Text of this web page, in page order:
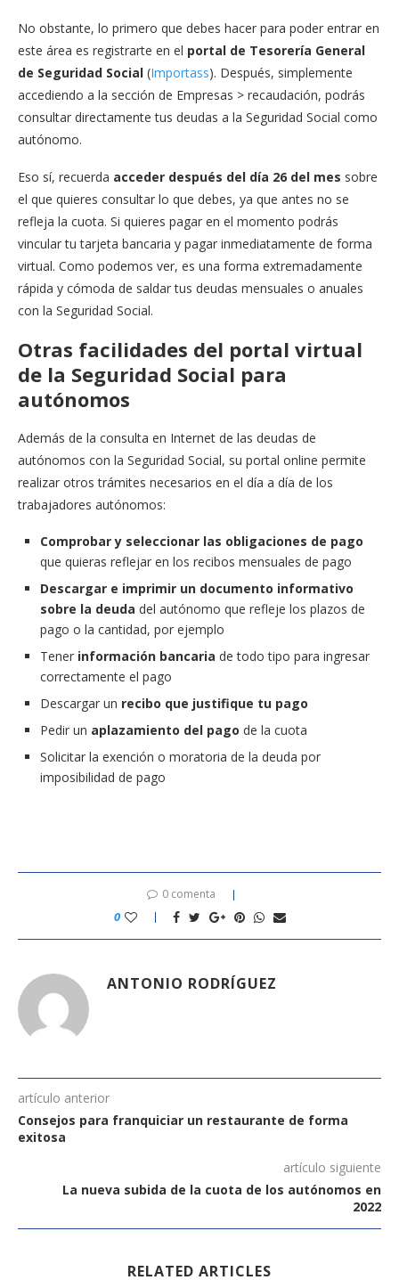
No obstante, lo primero que debes hacer para poder entrar en
este área es registrarte en el portal de Tesorería General
de Seguridad Social (Importass). Después, simplemente
accediendo a la sección de Empresas > recaudación, podrás
consultar directamente tus deudas a la Seguridad Social como
autónomo.
Eso sí, recuerda acceder después del día 26 del mes sobre
el que quieres consultar lo que debes, ya que antes no se
refleja la cuota. Si quieres pagar en el momento podrás
vincular tu tarjeta bancaria y pagar inmediatamente de forma
virtual. Como podemos ver, es una forma extremadamente
rápida y cómoda de saldar tus deudas mensuales o anuales
con la Seguridad Social.
Otras facilidades del portal virtual
de la Seguridad Social para
autónomos
Además de la consulta en Internet de las deudas de
autónomos con la Seguridad Social, su portal online permite
realizar otros trámites necesarios en el día a día de los
trabajadores autónomos:
Comprobar y seleccionar las obligaciones de pago
que quieras reflejar en los recibos mensuales de pago
Descargar e imprimir un documento informativo
sobre la deuda del autónomo que refleje los plazos de
pago o la cantidad, por ejemplo
Tener información bancaria de todo tipo para ingresar
correctamente el pago
Descargar un recibo que justifique tu pago
Pedir un aplazamiento del pago de la cuota
Solicitar la exención o moratoria de la deuda por
imposibilidad de pago
0 comenta
0
ANTONIO RODRÍGUEZ
artículo anterior
Consejos para franquiciar un restaurante de forma
exitosa
artículo siguiente
La nueva subida de la cuota de los autónomos en
2022
RELATED ARTICLES